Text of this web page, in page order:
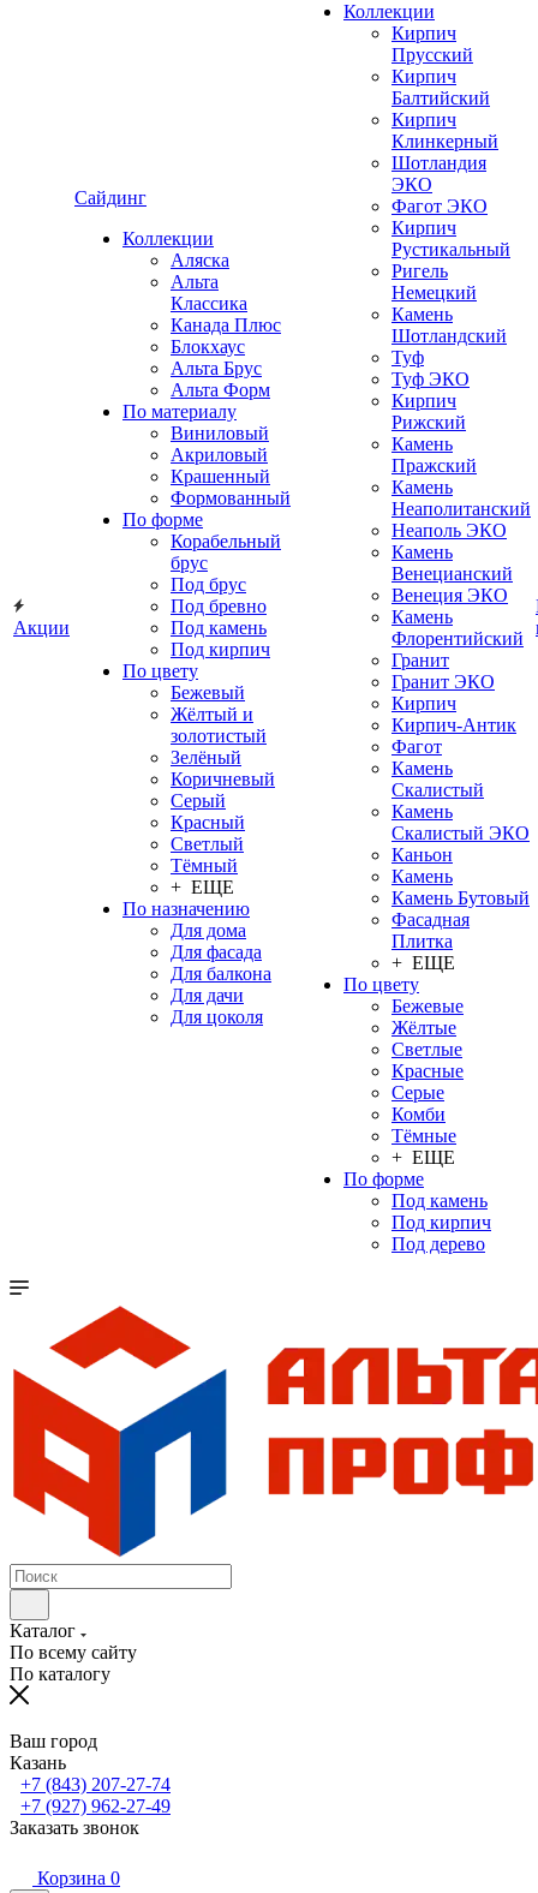
Акции
Сайдинг
Коллекции
Аляска
Альта
Классика
Канада Плюс
Блокхаус
Альта Брус
Альта Форм
По материалу
Виниловый
Акриловый
Крашенный
Формованный
По форме
Корабельный
брус
Под брус
Под бревно
Под камень
Под кирпич
По цвету
Бежевый
Жёлтый и
золотистый
Зелёный
Коричневый
Серый
Красный
Светлый
Тёмный
+ ЕЩЕ
По назначению
Для дома
Для фасада
Для балкона
Для дачи
Для цоколя
Коллекции
Кирпич
Прусский
Кирпич
Балтийский
Кирпич
Клинкерный
Шотландия
ЭКО
Фагот ЭКО
Кирпич
Рустикальный
Ригель
Немецкий
Камень
Шотландский
Туф
Туф ЭКО
Кирпич
Рижский
Камень
Пражский
Камень
Неаполитанский
Неаполь ЭКО
Камень
Венецианский
Венеция ЭКО
Камень
Флорентийский
Гранит
Гранит ЭКО
Кирпич
Кирпич-Антик
Фагот
Камень
Скалистый
Камень
Скалистый ЭКО
Каньон
Камень
Камень Бутовый
Фасадная
Плитка
+ ЕЩЕ
По цвету
Бежевые
Жёлтые
Светлые
Красные
Серые
Комби
Тёмные
+ ЕЩЕ
По форме
Под камень
Под кирпич
Под дерево
Каталог
По всему сайту
По каталогу
Ваш город
Казань
+7 (843) 207-27-74
+7 (927) 962-27-49
Заказать звонок
Корзина 0